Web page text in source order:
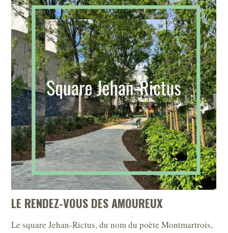
LE RENDEZ-VOUS DES AMOUREUX
Le square Jehan-Rictus, du nom du poète Montmartrois,